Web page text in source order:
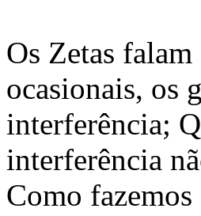
Os Zetas
ocasionais, os
interferência;
interferência
Como fazemos